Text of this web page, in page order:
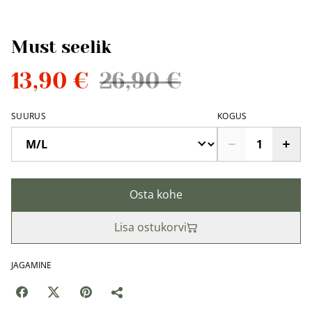
Must seelik
13,90 € 26,90 €
SUURUS KOGUS
Osta kohe
Lisa ostukorvi
JAGAMINE